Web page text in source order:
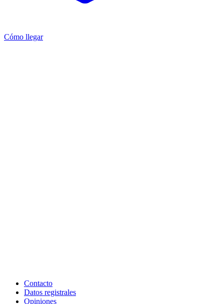
Cómo llegar
Contacto
Datos registrales
Opiniones